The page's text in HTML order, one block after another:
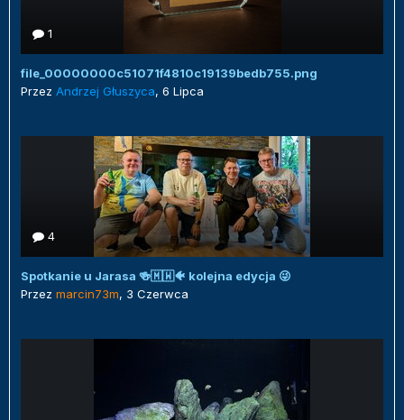
1
file_00000000c51071f4810c19139bedb755.png
Przez Andrzej Głuszyca, 6 Lipca
4
Spotkanie u Jarasa 🍻🇲🇼🐠 kolejna edycja 😜
Przez marcin73m, 3 Czerwca